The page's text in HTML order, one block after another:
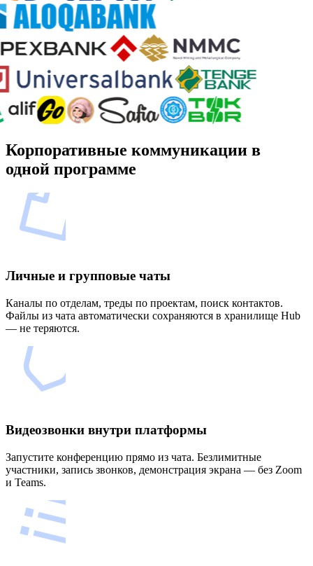
Корпоративные коммуникации в
одной программе
Личные и групповые чаты
Каналы по отделам, треды по проектам, поиск контактов.
Файлы из чата автоматически сохраняются в хранилище Hub
— не теряются.
Видеозвонки внутри платформы
Запустите конференцию прямо из чата. Безлимитные
участники, запись звонков, демонстрация экрана — без Zoom
и Teams.